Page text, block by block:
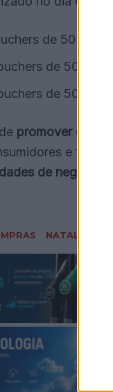
de 50
de 50
de 50
promover e
e
de negócio
NATAL